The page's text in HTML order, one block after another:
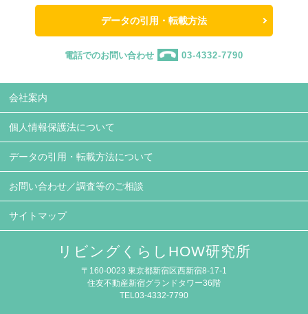
データの引用・転載方法
電話でのお問い合わせ 03-4332-7790
会社案内
個人情報保護法について
データの引用・転載方法について
お問い合わせ／調査等のご相談
サイトマップ
リビングくらしHOW研究所
〒160-0023 東京都新宿区西新宿8-17-1
住友不動産新宿グランドタワー36階
TEL03-4332-7790